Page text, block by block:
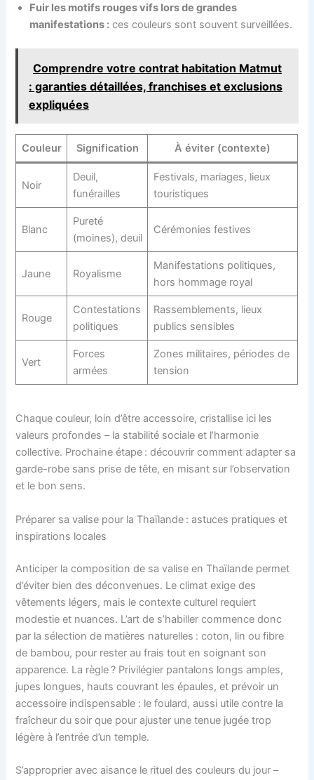
Fuir les motifs rouges vifs lors de grandes
manifestations : ces couleurs sont souvent surveillées.
Comprendre votre contrat habitation Matmut
: garanties détaillées, franchises et exclusions
expliquées
Couleur Signification À éviter (contexte)
Noir
Deuil,
funérailles
Festivals, mariages, lieux
touristiques
Blanc
Pureté
(moines), deuil
Cérémonies festives
Jaune Royalisme
Manifestations politiques,
hors hommage royal
Rouge
Contestations
politiques
Rassemblements, lieux
publics sensibles
Vert
Forces
armées
Zones militaires, périodes de
tension
Chaque couleur, loin d’être accessoire, cristallise ici les
valeurs profondes – la stabilité sociale et l’harmonie
collective. Prochaine étape : découvrir comment adapter sa
garde-robe sans prise de tête, en misant sur l’observation
et le bon sens.
Préparer sa valise pour la Thaïlande : astuces pratiques et
inspirations locales
Anticiper la composition de sa valise en Thaïlande permet
d’éviter bien des déconvenues. Le climat exige des
vêtements légers, mais le contexte culturel requiert
modestie et nuances. L’art de s’habiller commence donc
par la sélection de matières naturelles : coton, lin ou fibre
de bambou, pour rester au frais tout en soignant son
apparence. La règle ? Privilégier pantalons longs amples,
jupes longues, hauts couvrant les épaules, et prévoir un
accessoire indispensable : le foulard, aussi utile contre la
fraîcheur du soir que pour ajuster une tenue jugée trop
légère à l’entrée d’un temple.
S’approprier avec aisance le rituel des couleurs du jour –